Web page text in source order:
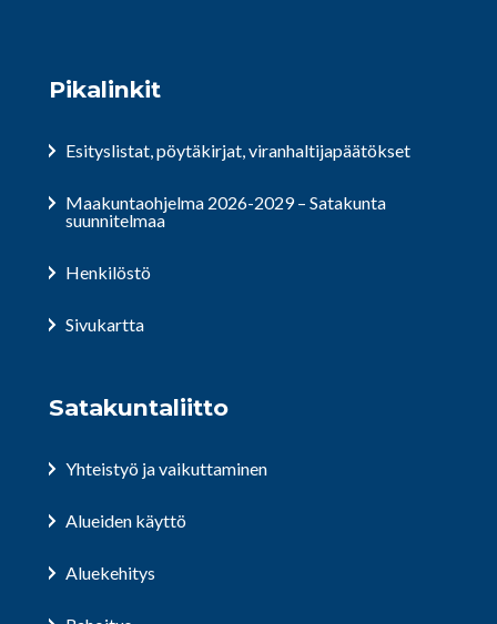
Pikalinkit
Esityslistat, pöytäkirjat, viranhaltijapäätökset
Maakuntaohjelma 2026-2029 – Satakunta
suunnitelmaa
Henkilöstö
Sivukartta
Satakuntaliitto
Yhteistyö ja vaikuttaminen
Alueiden käyttö
Aluekehitys